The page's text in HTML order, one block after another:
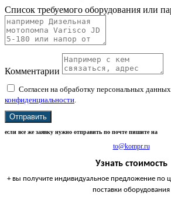
Список требуемого оборудования или
Комментарии
Согласен на обработку персональных данных
конфиденциальности
Отправить
если все же заявку нужно отправить по почте пишите на
to@kompr.ru
Узнать стоимость
+ вы получите индивидуальное предложение
поставки оборудования